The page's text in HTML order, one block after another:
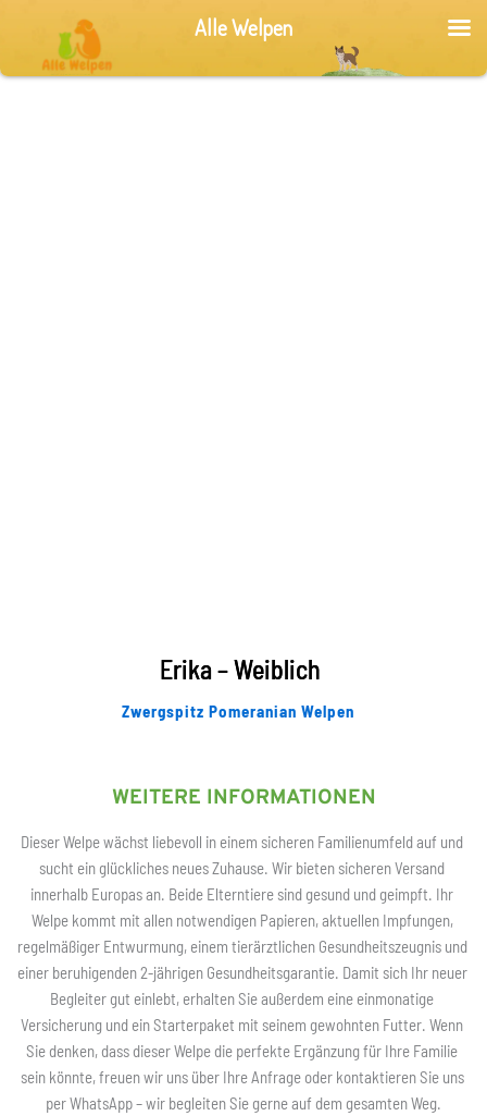
Erika – Weiblich
Zwergspitz Pomeranian Welpen
WEITERE INFORMATIONEN
Dieser Welpe wächst liebevoll in einem sicheren Familienumfeld auf und
sucht ein glückliches neues Zuhause. Wir bieten sicheren Versand
innerhalb Europas an. Beide Elterntiere sind gesund und geimpft. Ihr
Welpe kommt mit allen notwendigen Papieren, aktuellen Impfungen,
regelmäßiger Entwurmung, einem tierärztlichen Gesundheitszeugnis und
einer beruhigenden 2-jährigen Gesundheitsgarantie. Damit sich Ihr neuer
Begleiter gut einlebt, erhalten Sie außerdem eine einmonatige
Versicherung und ein Starterpaket mit seinem gewohnten Futter. Wenn
Sie denken, dass dieser Welpe die perfekte Ergänzung für Ihre Familie
sein könnte, freuen wir uns über Ihre Anfrage oder kontaktieren Sie uns
per WhatsApp – wir begleiten Sie gerne auf dem gesamten Weg.
Alle Welpen